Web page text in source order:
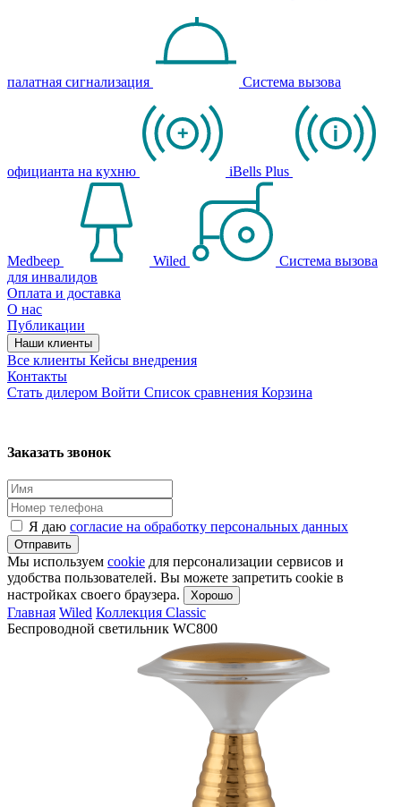
палатная сигнализация Система вызова
официанта на кухню iBells Plus
Medbeep Wiled
Система вызова
для инвалидов
Оплата и доставка
О нас
Публикации
Наши клиенты
Все клиенты Кейсы внедрения
Контакты
Стать дилером Войти Список сравнения Корзина
Заказать звонок
Я даю согласие на обработку персональных данных
Отправить
Мы используем cookie для персонализации сервисов и
удобства пользователей. Вы можете запретить cookie в
настройках своего браузера.
Хорошо
Главная Wiled Коллекция Classic
Беспроводной светильник WC800